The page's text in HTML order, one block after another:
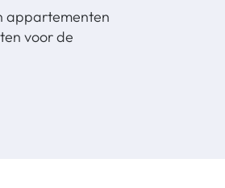
appartementen
voor de